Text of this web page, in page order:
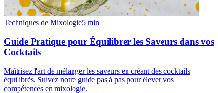
Techniques de Mixologie5 min
Guide Pratique pour Équilibrer les Saveurs dans vos
Cocktails
Maîtrisez l'art de mélanger les saveurs en créant des cocktails
équilibrés. Suivez notre guide pas à pas pour élever vos
compétences en mixologie.